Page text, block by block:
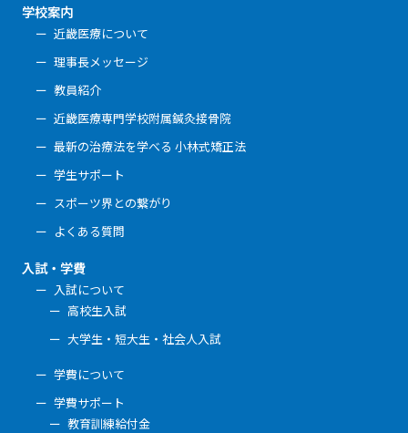
学校案内
近畿医療について
理事長メッセージ
教員紹介
近畿医療専門学校附属鍼灸接骨院
最新の治療法を学べる 小林式矯正法
学生サポート
スポーツ界との繋がり
よくある質問
入試・学費
入試について
高校生入試
大学生・短大生・社会人入試
学費について
学費サポート
教育訓練給付金